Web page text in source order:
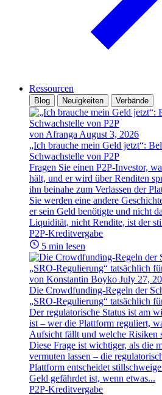
Ressourcen
Blog Neuigkeiten Verbände
von Afranga August 3, 2026
„Ich brauche mein Geld jetzt“:
Schwachstelle von P2P
Fragen Sie einen P2P-Investor,
hält, und er wird über Renditen
ihn beinahe zum Verlassen der
Sie werden eine andere
er sein Geld benötigte und nicht
Liquidität, nicht Rendite, ist der
P2P-Kreditvergabe
5 min lesen
von Konstantin Boyko July 27,
Die Crowdfunding-Regeln der
„SRO-Regulierung“ tatsächlich
Der regulatorische Status ist am
ist – wer die Plattform reguliert,
Aufsicht fällt und welche Risiken
Diese Frage ist wichtiger, als die
vermuten lassen – die
Plattform entscheidet
Geld gefährdet ist, wenn etwas...
P2P-Kreditvergabe